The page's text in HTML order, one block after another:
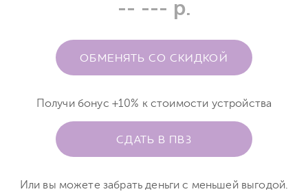
-- --- р.
ОБМЕНЯТЬ СО СКИДКОЙ
Получи бонус +10% к стоимости устройства
СДАТЬ В ПВЗ
Или вы можете забрать деньги с меньшей выгодой.